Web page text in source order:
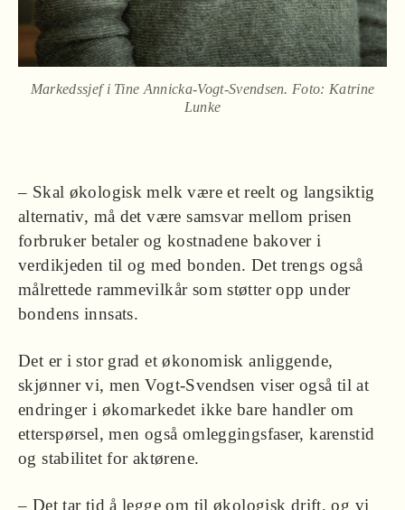
Markedssjef i Tine Annicka-Vogt-Svendsen. Foto: Katrine
Lunke
– Skal økologisk melk være et reelt og langsiktig
alternativ, må det være samsvar mellom prisen
forbruker betaler og kostnadene bakover i
verdikjeden til og med bonden. Det trengs også
målrettede rammevilkår som støtter opp under
bondens innsats.
Det er i stor grad et økonomisk anliggende,
skjønner vi, men Vogt-Svendsen viser også til at
endringer i økomarkedet ikke bare handler om
etterspørsel, men også omleggingsfaser, karenstid
og stabilitet for aktørene.
– Det tar tid å legge om til økologisk drift, og vi